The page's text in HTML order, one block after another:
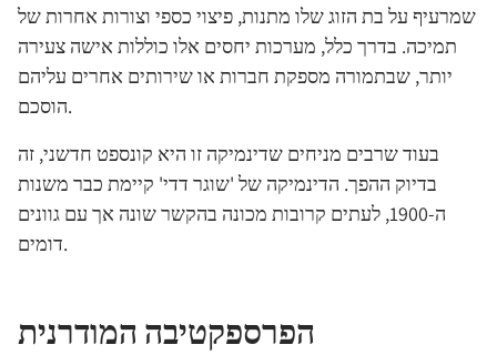
שמרעיף על בת הזוג שלו מתנות, פיצוי כספי וצורות אחרות של
תמיכה. בדרך כלל, מערכות יחסים אלו כוללות אישה צעירה
יותר, שבתמורה מספקת חברות או שירותים אחרים עליהם
הוסכם.
בעוד שרבים מניחים שדינמיקה זו היא קונספט חדשני, זה
בדיוק ההפך. הדינמיקה של 'שוגר דדי' קיימת כבר משנות
ה-1900, לעתים קרובות מכונה בהקשר שונה אך עם גוונים
דומים.
הפרספקטיבה המודרנית